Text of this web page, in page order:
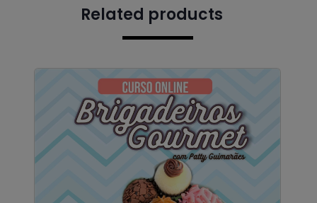
Related products